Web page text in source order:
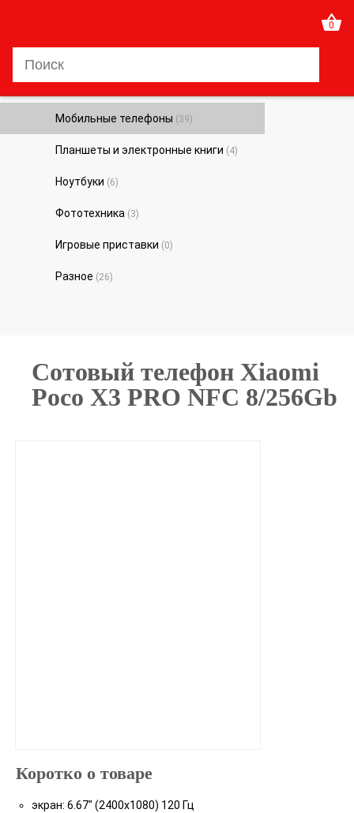
0
Мобильные телефоны (39)
Планшеты и электронные книги (4)
Ноутбуки (6)
Фототехника (3)
Игровые приставки (0)
Разное (26)
Сотовый телефон Xiaomi
Poco X3 PRO NFC 8/256Gb
Коротко о товаре
экран: 6.67" (2400x1080) 120 Гц